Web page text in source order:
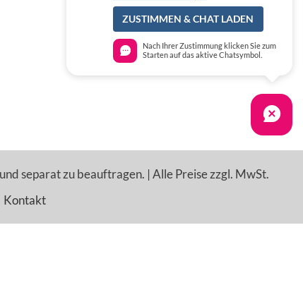
separat zu beauftragen. | Alle Preise zzgl. MwSt.
Kontakt
ZUSTIMMEN & CHAT LADEN
Nach Ihrer Zustimmung klicken Sie zum
Starten auf das aktive Chatsymbol.